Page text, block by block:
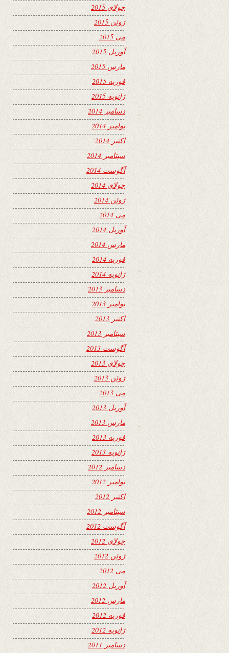
جولای 2015
ژوئن 2015
می 2015
آوریل 2015
مارس 2015
فوریه 2015
ژانویه 2015
دسامبر 2014
نوامبر 2014
اکتبر 2014
سپتامبر 2014
آگوست 2014
جولای 2014
ژوئن 2014
می 2014
آوریل 2014
مارس 2014
فوریه 2014
ژانویه 2014
دسامبر 2013
نوامبر 2013
اکتبر 2013
سپتامبر 2013
آگوست 2013
جولای 2013
ژوئن 2013
می 2013
آوریل 2013
مارس 2013
فوریه 2013
ژانویه 2013
دسامبر 2012
نوامبر 2012
اکتبر 2012
سپتامبر 2012
آگوست 2012
جولای 2012
ژوئن 2012
می 2012
آوریل 2012
مارس 2012
فوریه 2012
ژانویه 2012
دسامبر 2011